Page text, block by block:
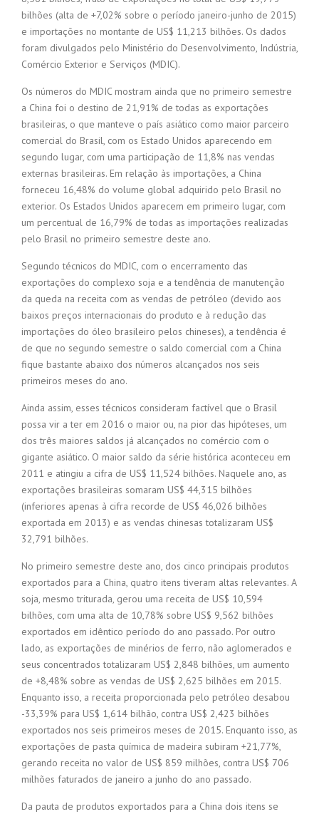
bilhões (alta de +7,02% sobre o período janeiro-junho de 2015)
e importações no montante de US$ 11,213 bilhões. Os dados
foram divulgados pelo Ministério do Desenvolvimento, Indústria,
Comércio Exterior e Serviços (MDIC).
Os números do MDIC mostram ainda que no primeiro semestre
a China foi o destino de 21,91% de todas as exportações
brasileiras, o que manteve o país asiático como maior parceiro
comercial do Brasil, com os Estado Unidos aparecendo em
segundo lugar, com uma participação de 11,8% nas vendas
externas brasileiras. Em relação às importações, a China
forneceu 16,48% do volume global adquirido pelo Brasil no
exterior. Os Estados Unidos aparecem em primeiro lugar, com
um percentual de 16,79% de todas as importações realizadas
pelo Brasil no primeiro semestre deste ano.
Segundo técnicos do MDIC, com o encerramento das
exportações do complexo soja e a tendência de manutenção
da queda na receita com as vendas de petróleo (devido aos
baixos preços internacionais do produto e à redução das
importações do óleo brasileiro pelos chineses), a tendência é
de que no segundo semestre o saldo comercial com a China
fique bastante abaixo dos números alcançados nos seis
primeiros meses do ano.
Ainda assim, esses técnicos consideram factível que o Brasil
possa vir a ter em 2016 o maior ou, na pior das hipóteses, um
dos três maiores saldos já alcançados no comércio com o
gigante asiático. O maior saldo da série histórica aconteceu em
2011 e atingiu a cifra de US$ 11,524 bilhões. Naquele ano, as
exportações brasileiras somaram US$ 44,315 bilhões
(inferiores apenas à cifra recorde de US$ 46,026 bilhões
exportada em 2013) e as vendas chinesas totalizaram US$
32,791 bilhões.
No primeiro semestre deste ano, dos cinco principais produtos
exportados para a China, quatro itens tiveram altas relevantes. A
soja, mesmo triturada, gerou uma receita de US$ 10,594
bilhões, com uma alta de 10,78% sobre US$ 9,562 bilhões
exportados em idêntico período do ano passado. Por outro
lado, as exportações de minérios de ferro, não aglomerados e
seus concentrados totalizaram US$ 2,848 bilhões, um aumento
de +8,48% sobre as vendas de US$ 2,625 bilhões em 2015.
Enquanto isso, a receita proporcionada pelo petróleo desabou
-33,39% para US$ 1,614 bilhão, contra US$ 2,423 bilhões
exportados nos seis primeiros meses de 2015. Enquanto isso, as
exportações de pasta química de madeira subiram +21,77%,
gerando receita no valor de US$ 859 milhões, contra US$ 706
milhões faturados de janeiro a junho do ano passado.
Da pauta de produtos exportados para a China dois itens se